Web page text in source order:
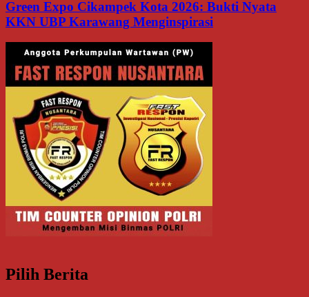
Green Expo Cikampek Kota 2026: Bukti Nyata
KKN UBP Karawang Menginspirasi
Pilih Berita